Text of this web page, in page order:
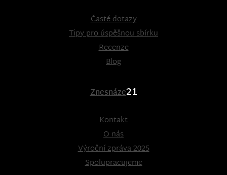
Časté dotazy
Tipy pro úspěšnou sbírku
Recenze
Blog
Znesnáze21
Kontakt
O nás
Výroční zpráva 2025
Spolupracujeme